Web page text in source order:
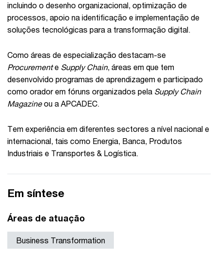
incluindo o desenho organizacional, optimização de
processos, apoio na identificação e implementação de
soluções tecnológicas para a transformação digital.
Como áreas de especialização destacam-se
Procuremente Supply Chain, áreas em que tem
desenvolvido programas de aprendizagem e participado
como orador em fóruns organizados pela Supply Chain
Magazineou a APCADEC.
Tem experiência em diferentes sectores a nível nacional e
internacional, tais como Energia, Banca, Produtos
Industriais e Transportes & Logística.
Em síntese
Áreas de atuação
Business Transformation